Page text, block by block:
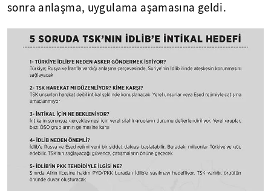
sonra anlaşma, uygulama aşamasına geldi.